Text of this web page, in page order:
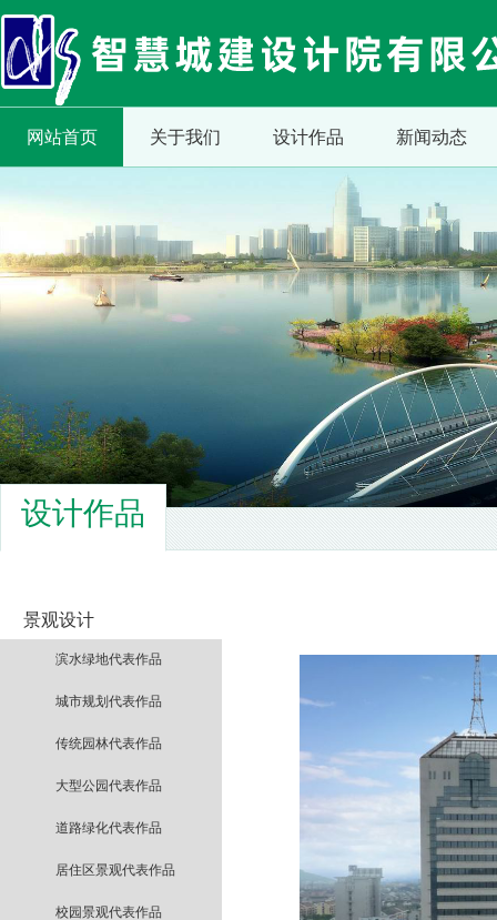
网站首页 关于我们 设计作品 新闻动态
设计作品
景观设计
滨水绿地代表作品
城市规划代表作品
传统园林代表作品
大型公园代表作品
道路绿化代表作品
居住区景观代表作品
校园景观代表作品